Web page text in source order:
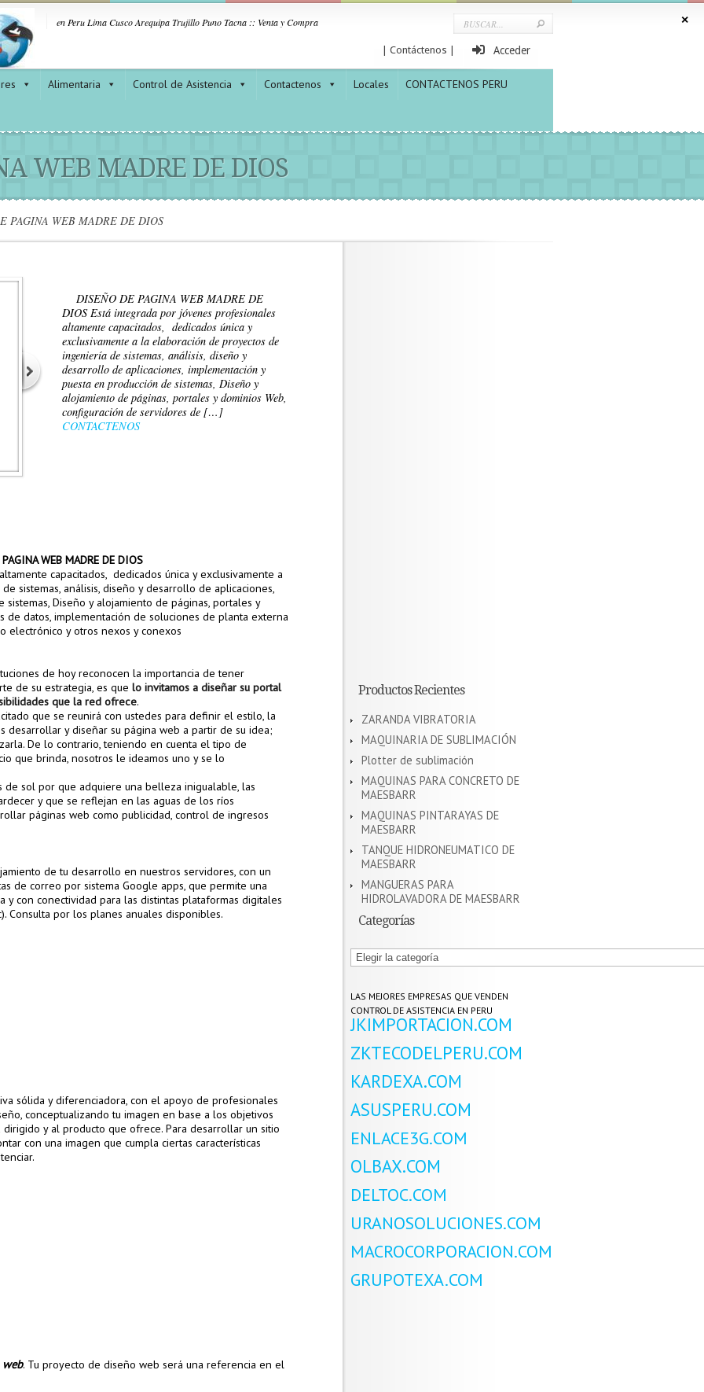
en Peru Lima Cusco Arequipa Trujillo Puno Tacna :: Venta y Compra
| Contáctenos | Acceder
Alimentaria Control de Asistencia Contactenos Locales CONTACTENOS PERU
WEB MADRE DE DIOS
PAGINA WEB MADRE DE DIOS
DISEÑO DE PAGINA WEB MADRE DE
DIOS Está integrada por jóvenes profesionales
altamente capacitados, dedicados única y
exclusivamente a la elaboración de proyectos de
ingeniería de sistemas, análisis, diseño y
desarrollo de aplicaciones, implementación y
puesta en producción de sistemas, Diseño y
alojamiento de páginas, portales y dominios Web,
configuración de servidores de […]
CONTACTENOS
WEB MADRE DE DIOS
capacitados, dedicados única y exclusivamente a
sistemas, análisis, diseño y desarrollo de aplicaciones,
Diseño y alojamiento de páginas, portales y
de datos, implementación de soluciones de planta externa
electrónico y otros nexos y conexos
de hoy reconocen la importancia de tener
de su estrategia, es que lo invitamos a diseñar su portal
que la red ofrece.
que se reunirá con ustedes para definir el estilo, la
desarrollar y diseñar su página web a partir de su idea;
De lo contrario, teniendo en cuenta el tipo de
que brinda, nosotros le ideamos uno y se lo
de sol por que adquiere una belleza inigualable, las
y que se reflejan en las aguas de los ríos
páginas web como publicidad, control de ingresos
de tu desarrollo en nuestros servidores, con un
de correo por sistema Google apps, que permite una
y con conectividad para las distintas plataformas digitales
Consulta por los planes anuales disponibles.
sólida y diferenciadora, con el apoyo de profesionales
conceptualizando tu imagen en base a los objetivos
y al producto que ofrece. Para desarrollar un sitio
con una imagen que cumpla ciertas características
. Tu proyecto de diseño web será una referencia en el
Productos Recientes
ZARANDA VIBRATORIA
MAQUINARIA DE SUBLIMACIÓN
Plotter de sublimación
MAQUINAS PARA CONCRETO DE
MAESBARR
MAQUINAS PINTARAYAS DE
MAESBARR
TANQUE HIDRONEUMATICO DE
MAESBARR
MANGUERAS PARA
HIDROLAVADORA DE MAESBARR
Categorías
Categorías
LAS MEJORES EMPRESAS QUE VENDEN
CONTROL DE ASISTENCIA EN PERU
JKIMPORTACION.COM
ZKTECODELPERU.COM
KARDEXA.COM
ASUSPERU.COM
ENLACE3G.COM
OLBAX.COM
DELTOC.COM
URANOSOLUCIONES.COM
MACROCORPORACION.COM
GRUPOTEXA.COM